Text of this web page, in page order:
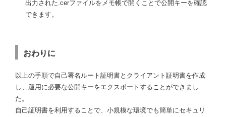
出力された.cerファイルをメモ帳で開くことで公開キーを確認
できます。
おわりに
以上の手順で自己署名ルート証明書とクライアント証明書を作成
し、運用に必要な公開キーをエクスポートすることができまし
た。
自己証明書を利用することで、小規模な環境でも簡単にセキュリ